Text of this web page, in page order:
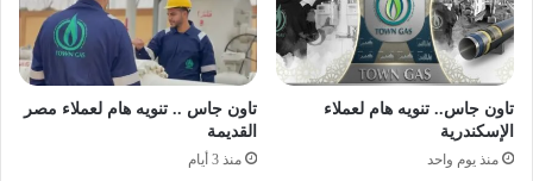
تاون جاس.. تنويه هام لعملاء
الإسكندرية
منذ يوم واحد
تاون جاس .. تنويه هام لعملاء مصر
القديمة
منذ 3 أيام